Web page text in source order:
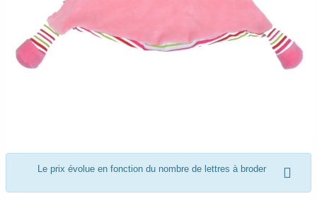
Le prix évolue en fonction du nombre de lettres à broder